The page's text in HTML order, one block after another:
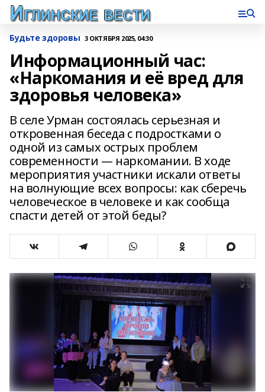
Будьте здоровы 3 ОКТЯБРЯ 2025, 04:30
Информационный час:
«Наркомания и её вред для
здоровья человека»
В селе Урман состоялась серьезная и
откровенная беседа с подростками о
одной из самых острых проблем
современности — наркомании. В ходе
мероприятия участники искали ответы
на волнующие всех вопросы: как сберечь
человеческое в человеке и как сообща
спасти детей от этой беды?